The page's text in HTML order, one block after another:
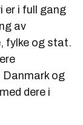
er i full gang
av
fylke og stat.
Danmark og
dere i